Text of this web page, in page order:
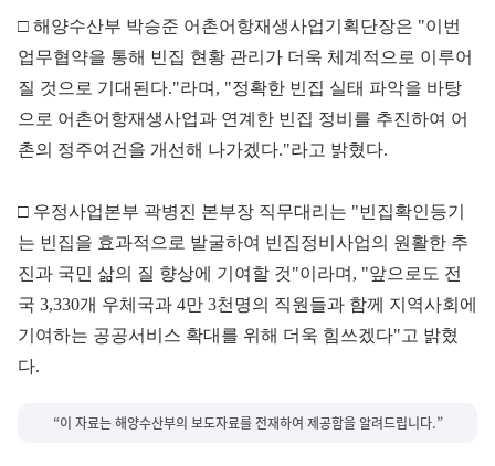
□ 해양수산부 박승준 어촌어항재생사업기획단장은 "이번
업무협약을 통해 빈집 현황 관리가 더욱 체계적으로 이루어
질 것으로 기대된다."라며, "정확한 빈집 실태 파악을 바탕
으로 어촌어항재생사업과 연계한 빈집 정비를 추진하여 어
촌의 정주여건을 개선해 나가겠다."라고 밝혔다.
□ 우정사업본부 곽병진 본부장 직무대리는 "빈집확인등기
는 빈집을 효과적으로 발굴하여 빈집정비사업의 원활한 추
진과 국민 삶의 질 향상에 기여할 것"이라며, "앞으로도 전
국 3,330개 우체국과 4만 3천명의 직원들과 함께 지역사회에
기여하는 공공서비스 확대를 위해 더욱 힘쓰겠다"고 밝혔
다.
“이 자료는 해양수산부의 보도자료를 전재하여 제공함을 알려드립니다.”